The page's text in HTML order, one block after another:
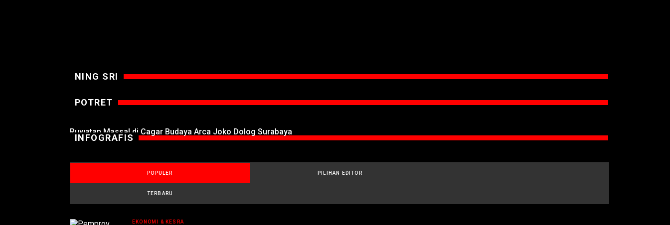
NING SRI
POTRET
Ruwatan Massal di Cagar Budaya Arca Joko Dolog Surabaya
INFOGRAFIS
POPULER PILIHAN EDITOR
TERBARU
EKONOMI & KESRA